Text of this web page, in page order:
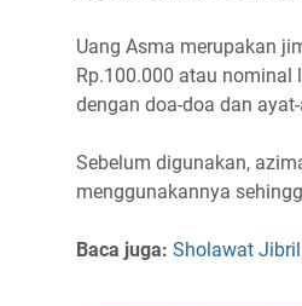
Uang Asma merupakan
Rp.100.000 atau nominal
dengan doa-doa dan
Sebelum digunakan,
menggunakannya
Baca juga: Sholawat